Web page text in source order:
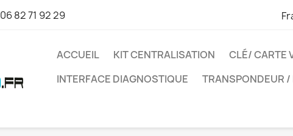
06 82 71 92 29
ACCUEIL KIT CENTRALISATION CLÉ/ CARTE
INTERFACE DIAGNOSTIQUE
TRANSPONDEUR /